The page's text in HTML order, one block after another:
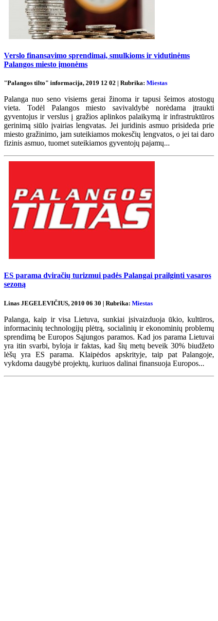
Verslo finansavimo sprendimai, smulkioms ir vidutinėms
Palangos miesto įmonėms
"Palangos tilto" informacija, 2019 12 02 | Rubrika: Miestas
Palanga nuo seno visiems gerai žinoma ir tapusi šeimos atostogų
vieta. Todėl Palangos miesto savivaldybė norėdama įtraukti
gyventojus ir verslus į gražios aplinkos palaikymą ir infrastruktūros
gerinimą siūlo įvairias lengvatas. Jei juridinis asmuo prisideda prie
miesto gražinimo, jam suteikiamos mokesčių lengvatos, o jei tai daro
fizinis asmuo, tuomet suteikiamos gyventojų pajamų...
ES parama dviračių turizmui padės Palangai prailginti vasaros
sezoną
Linas JEGELEVIČIUS, 2010 06 30 | Rubrika: Miestas
Palanga, kaip ir visa Lietuva, sunkiai įsivaizduoja ūkio, kultūros,
informacinių technologijų plėtrą, socialinių ir ekonominių problemų
sprendimą be Europos Sąjungos paramos. Kad jos parama Lietuvai
yra itin svarbi, byloja ir faktas, kad šių metų beveik 30% biudžeto
lėšų yra ES parama. Klaipėdos apskrityje, taip pat Palangoje,
vykdoma daugybė projektų, kuriuos dalinai finansuoja Europos...